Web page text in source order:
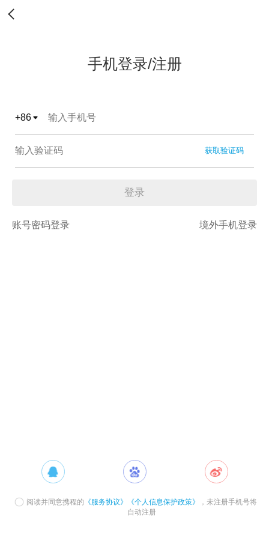
手机登录/注册
+86
获取验证码
登录
账号密码登录 境外手机登录
阅读并同意携程的 《服务协议》 《个人信息保护政策》
，未注册手机号将
自动注册